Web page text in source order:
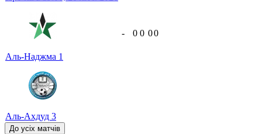
Аль-Наджма 1
Аль-Ахдуд 3
- 0 0 00
До усіх матчів